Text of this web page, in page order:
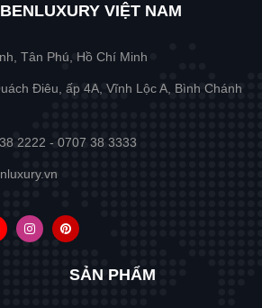
VIỆT NAM
Tân Phú, Hồ Chí Minh
Điêu, ấp 4A, Vĩnh Lộc A, Bình Chánh
2222 - 0707 38 3333
SẢN PHẨM